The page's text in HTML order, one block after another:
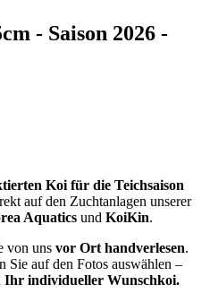
- Saison 2026 -
Koi für die Teichsaison
auf den Zuchtanlagen unserer
Aquatics und KoiKin.
von uns vor Ort handverlesen.
Sie auf den Fotos auswählen –
Ihr individueller Wunschkoi.